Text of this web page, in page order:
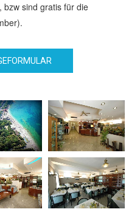
bzw sind gratis für die